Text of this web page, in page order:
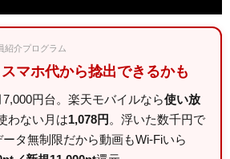
紹介プログラム
マホ代から捻出できるかも
円台。楽天モバイルなら使い放
わない月は1,078円 。浮いた数千円で
タ無制限だから動画もWi-Fiいら